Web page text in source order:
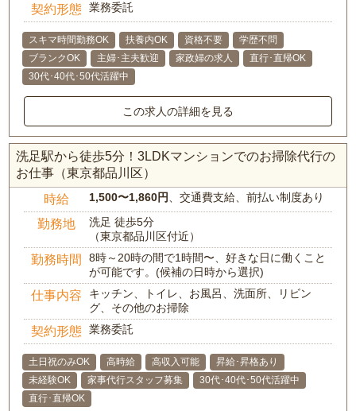
契約形態 業務委託
スキマ時間勤務OK 扶養内OK 資格不要
学歴不問
ブランクOK
主婦･主夫歓迎 家政婦の求人
直行･直帰OK
30代･40代･50代活躍中
この求人の詳細を見る
洗足駅から徒歩5分！3LDKマンションでのお掃除代行の
お仕事（東京都品川区）
時給 1,500〜1,860円 、交通費支給、前払い制度あり
勤務地
洗足 徒歩5分
（東京都品川区付近）
勤務時間
8時～20時の間で1時間〜、好きな日に働くこと
が可能です。(候補の日時から選択)
仕事内容
キッチン、トイレ、お風呂、洗面所、リビン
グ、その他のお掃除
契約形態 業務委託
土日祝のみOK 高時給 高収入可能
昇給･昇格あり
未経験OK
家事代行スタッフ募集
30代･40代･50代活躍中
直行･直帰OK